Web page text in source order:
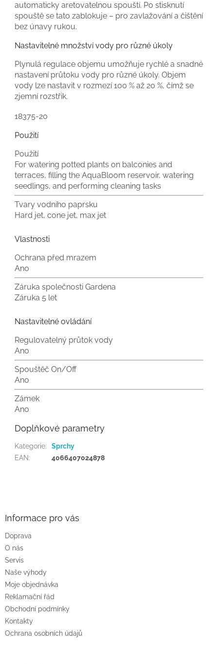
automaticky aretovatelnou spouští. Po stisknutí
spouště se tato zablokuje – pro zavlažování a čištění
bez únavy rukou.
Nastavitelné množství vody pro různé úkoly
Plynulá regulace objemu umožňuje rychlé a snadné
nastavení průtoku vody pro různé úkoly. Objem
vody lze nastavit v rozmezí 100 % až 20 %, čímž se
zjemní rozstřik.
18375-20
Použití
Použití
For watering potted plants on balconies and
terraces, filling the AquaBloom reservoir, watering
seedlings, and performing cleaning tasks
Tvary vodního paprsku
Hard jet, cone jet, max jet
Vlastnosti
Ochrana před mrazem
Ano
Záruka společnosti Gardena
Záruka 5 let
Nastavitelné ovládání
Regulovatelný průtok vody
Ano
Spouštěč On/Off
Ano
Zámek
Ano
Doplňkové parametry
Kategorie:
Sprchy
EAN: 4066407024878
Informace pro vás
Doprava
O nás
Servis
Naše výhody
Moje objednávka
Reklamační řád
Obchodní podmínky
Kontakty
Ochrana osobních údajů